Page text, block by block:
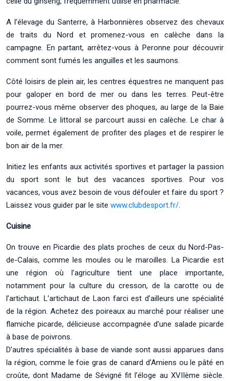
A l’élevage du Santerre, à Harbonnières observez des chevaux
de traits du Nord et promenez-vous en calèche dans la
campagne. En partant, arrêtez-vous à Peronne pour découvrir
comment sont fumés les anguilles et les saumons.
Côté loisirs de plein air, les centres équestres ne manquent pas
pour galoper en bord de mer ou dans les terres. Peut-être
pourrez-vous même observer des phoques, au large de la Baie
de Somme. Le littoral se parcourt aussi en calèche. Le char à
voile, permet également de profiter des plages et de respirer le
bon air de la mer.
Initiez les enfants aux activités sportives et partager la passion
du sport sont le but des vacances sportives. Pour vos
vacances, vous avez besoin de vous défouler et faire du sport ?
Laissez vous guider par le site www.clubdesport.fr/.
Cuisine
On trouve en Picardie des plats proches de ceux du Nord-Pas-
de-Calais, comme les moules ou le maroilles. La Picardie est
une région où l’agriculture tient une place importante,
notamment pour la culture du cresson, de la carotte ou de
l’artichaut. L’artichaut de Laon farci est d’ailleurs une spécialité
de la région. Achetez des poireaux au marché pour réaliser une
flamiche picarde, délicieuse accompagnée d’une salade picarde
à base de poivrons.
D’autres spécialités à base de viande sont aussi apparues dans
la région, comme le foie gras de canard d’Amiens ou le pâté en
croûte, dont Madame de Sévigné fit l’éloge au XVIIème siècle.